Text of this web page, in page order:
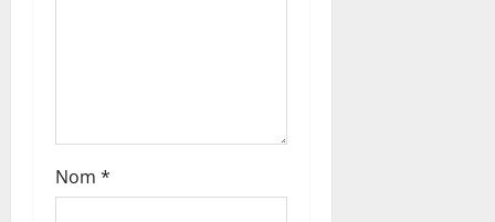
l
e
Nom *